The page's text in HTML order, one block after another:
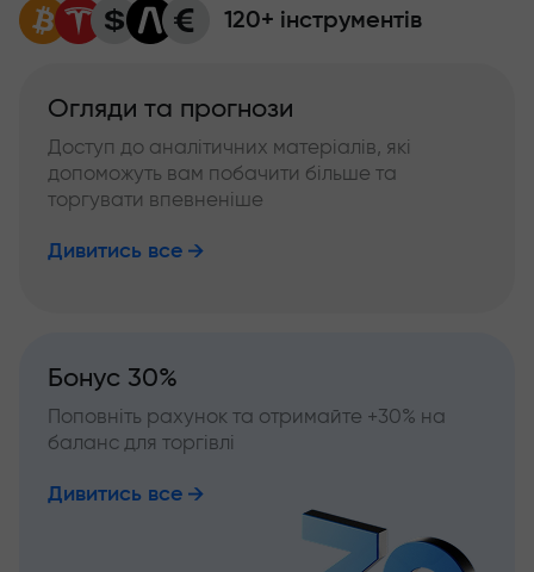
120+ інструментів
Огляди та прогнози
Доступ до аналітичних матеріалів, які
допоможуть вам побачити більше та
торгувати впевненіше
Дивитись все
Бонус 30%
Поповніть рахунок та отримайте +30% на
баланс для торгівлі
Дивитись все